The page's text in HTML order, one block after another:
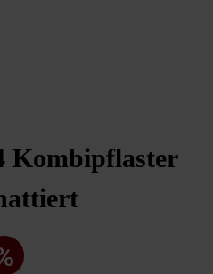
Kombipflaster